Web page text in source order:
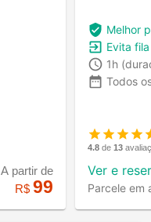
A partir de
R$99
Melhor
Evita
1h
Todos
4.8 de 13
Ver e
Parcele em